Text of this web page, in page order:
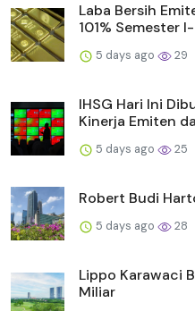
Laba Bersih
101% Semester
5 days ago 29
IHSG Hari Ini
Kinerja Emiten
5 days ago 25
Robert Budi
5 days ago 28
Lippo Karawaci
Miliar